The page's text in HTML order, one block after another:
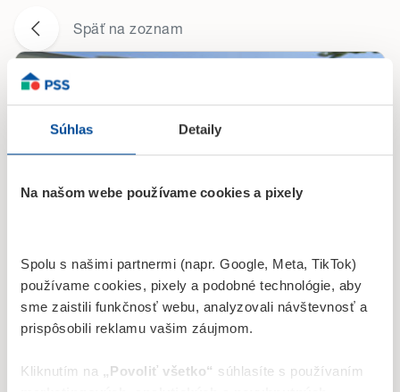
Súhlas Detaily
Na našom webe používame cookies a pixely
Spolu s našimi partnermi (napr. Google, Meta, TikTok)
používame cookies, pixely a podobné technológie, aby
sme zaistili funkčnosť webu, analyzovali návštevnosť a
prispôsobili reklamu vašim záujmom.
Kliknutím na „Povoliť všetko“ súhlasíte s používaním
093 01, Vranov nad Topľou
Po - Pi 08:30-16:30
Späť na zoznam